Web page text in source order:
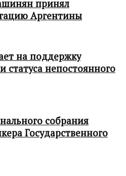
принял
Аргентины
на поддержку
непостоянного
собрания
Государственного